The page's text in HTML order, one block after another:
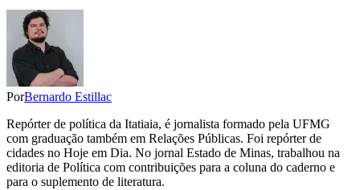
PorBernardo Estillac
Repórter de política da Itatiaia, é jornalista formado pela UFMG
com graduação também em Relações Públicas. Foi repórter de
cidades no Hoje em Dia. No jornal Estado de Minas, trabalhou na
editoria de Política com contribuições para a coluna do caderno e
para o suplemento de literatura.